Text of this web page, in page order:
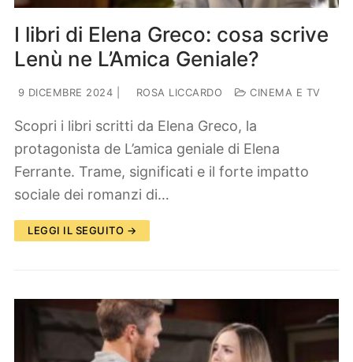
I libri di Elena Greco: cosa scrive
Lenù ne L’Amica Geniale?
9 DICEMBRE 2024 ROSA LICCARDO CINEMA E TV
Scopri i libri scritti da Elena Greco, la
protagonista de L’amica geniale di Elena
Ferrante. Trame, significati e il forte impatto
sociale dei romanzi di…
LEGGI IL SEGUITO →